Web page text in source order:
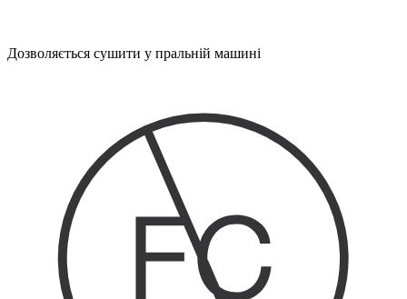
Дозволяється сушити у пральній машині